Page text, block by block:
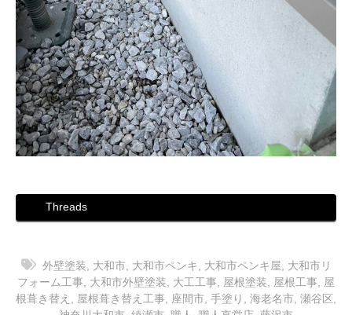
Threads
外壁塗装 大和市 大和市ペンキ 大和市ペンキ屋
大和市リ
フォーム工事 大和市外壁塗装 大工工事 屋根塗装 屋根工事
屋
根葺き替え
屋根葺き替え工事 座間市 手塗り 海老名市 瀬谷区